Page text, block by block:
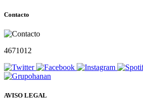
Contacto
4671012
AVISO LEGAL